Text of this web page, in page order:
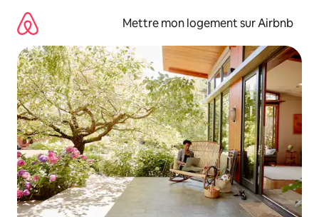
directement
contenu
Mettre mon logement sur Airbnb